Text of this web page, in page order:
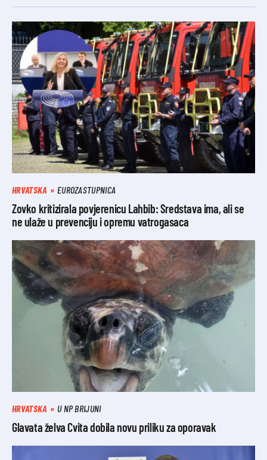
HRVATSKA EUROZASTUPNICA
Zovko kritizirala povjerenicu Lahbib: Sredstava ima, ali se
ne ulaže u prevenciju i opremu vatrogasaca
HRVATSKA U NP BRIJUNI
Glavata želva Cvita dobila novu priliku za oporavak